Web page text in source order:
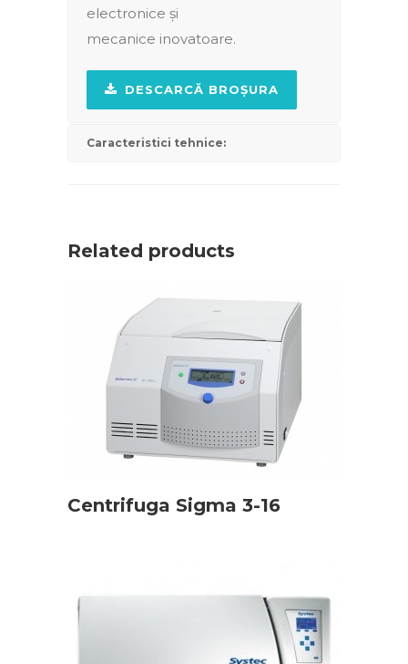
electronice și
mecanice inovatoare.
DESCARCĂ BROȘURA
Caracteristici tehnice:
Related products
Centrifuga Sigma 3-16